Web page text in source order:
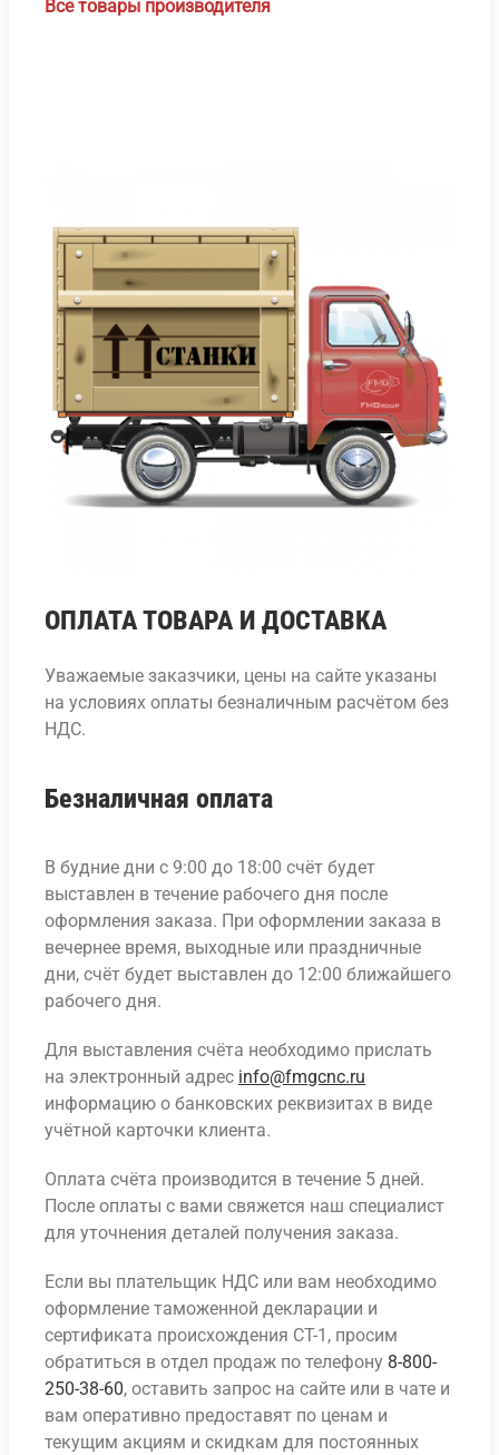
Все товары производителя
ОПЛАТА ТОВАРА И ДОСТАВКА
Уважаемые заказчики, цены на сайте указаны
на условиях оплаты безналичным расчётом без
НДС.
Безналичная оплата
В будние дни с 9:00 до 18:00 счёт будет
выставлен в течение рабочего дня после
оформления заказа. При оформлении заказа в
вечернее время, выходные или праздничные
дни, счёт будет выставлен до 12:00 ближайшего
рабочего дня.
Для выставления счёта необходимо прислать
на электронный адрес info@fmgcnc.ru
информацию о банковских реквизитах в виде
учётной карточки клиента.
Оплата счёта производится в течение 5 дней.
После оплаты с вами свяжется наш специалист
для уточнения деталей получения заказа.
Если вы плательщик НДС или вам необходимо
оформление таможенной декларации и
сертификата происхождения СТ-1, просим
обратиться в отдел продаж по телефону 8-800-
250-38-60, оставить запрос на сайте или в чате и
вам оперативно предоставят по ценам и
текущим акциям и скидкам для постоянных